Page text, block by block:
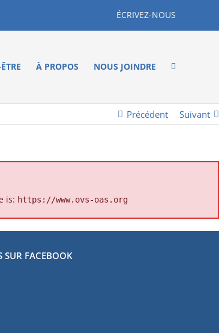
ÉCRIVEZ-NOUS
À PROPOS NOUS JOINDRE
Précédent Suivant
is: https://www.ovs-oas.org
SUR FACEBOOK